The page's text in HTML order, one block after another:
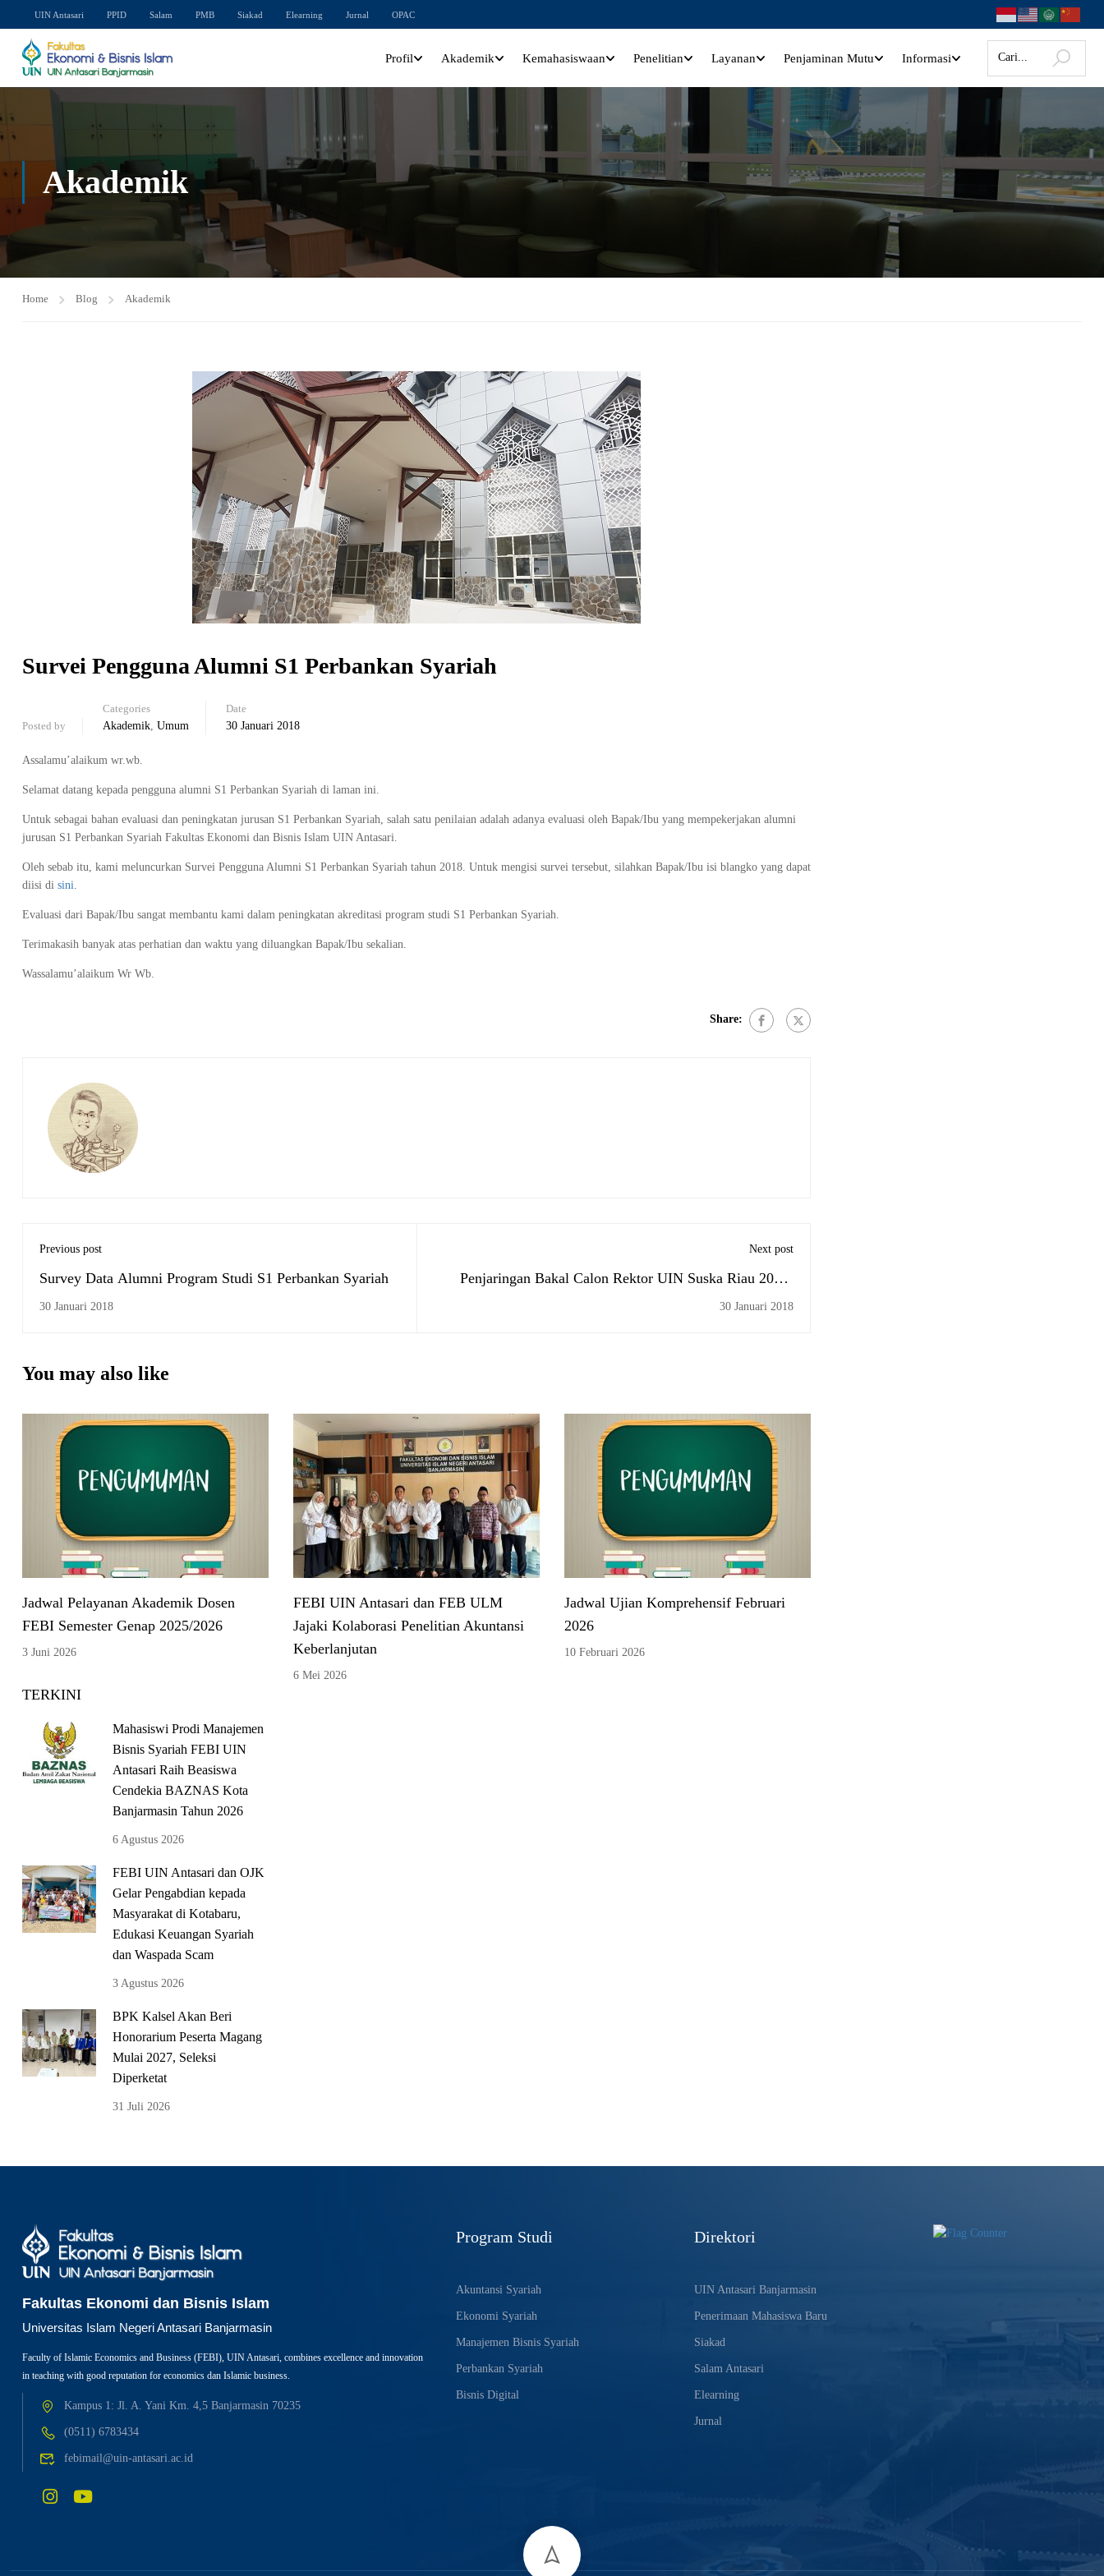
UIN Antasari PPID Salam PMB Siakad Elearning Jurnal OPAC
Profil Akademik Kemahasiswaan Penelitian Layanan Penjaminan Mutu Informasi
Akademik
Home Blog Akademik
Survei Pengguna Alumni S1 Perbankan Syariah
Posted by
Categories
Akademik, Umum
Date
30 Januari 2018
Assalamu’alaikum wr.wb.
Selamat datang kepada pengguna alumni S1 Perbankan Syariah di laman ini.
Untuk sebagai bahan evaluasi dan peningkatan jurusan S1 Perbankan Syariah, salah satu penilaian adalah adanya evaluasi oleh Bapak/Ibu yang mempekerjakan alumni
jurusan S1 Perbankan Syariah Fakultas Ekonomi dan Bisnis Islam UIN Antasari.
Oleh sebab itu, kami meluncurkan Survei Pengguna Alumni S1 Perbankan Syariah tahun 2018. Untuk mengisi survei tersebut, silahkan Bapak/Ibu isi blangko yang dapat
diisi di sini.
Evaluasi dari Bapak/Ibu sangat membantu kami dalam peningkatan akreditasi program studi S1 Perbankan Syariah.
Terimakasih banyak atas perhatian dan waktu yang diluangkan Bapak/Ibu sekalian.
Wassalamu’alaikum Wr Wb.
Share:
Previous post
Survey Data Alumni Program Studi S1 Perbankan Syariah
30 Januari 2018
Next post
Penjaringan Bakal Calon Rektor UIN Suska Riau 2018-
2022
30 Januari 2018
You may also like
Jadwal Pelayanan Akademik Dosen
FEBI Semester Genap 2025/2026
3 Juni 2026
FEBI UIN Antasari dan FEB ULM
Jajaki Kolaborasi Penelitian Akuntansi
Keberlanjutan
6 Mei 2026
Jadwal Ujian Komprehensif Februari
2026
10 Februari 2026
TERKINI
Mahasiswi Prodi Manajemen
Bisnis Syariah FEBI UIN
Antasari Raih Beasiswa
Cendekia BAZNAS Kota
Banjarmasin Tahun 2026
6 Agustus 2026
FEBI UIN Antasari dan OJK
Gelar Pengabdian kepada
Masyarakat di Kotabaru,
Edukasi Keuangan Syariah
dan Waspada Scam
3 Agustus 2026
BPK Kalsel Akan Beri
Honorarium Peserta Magang
Mulai 2027, Seleksi
Diperketat
31 Juli 2026
Fakultas Ekonomi dan Bisnis Islam
Universitas Islam Negeri Antasari Banjarmasin
Faculty of Islamic Economics and Business (FEBI), UIN Antasari, combines excellence and innovation
in teaching with good reputation for economics dan Islamic business.
Kampus 1: Jl. A. Yani Km. 4,5 Banjarmasin 70235
(0511) 6783434
febimail@uin-antasari.ac.id
Program Studi
Akuntansi Syariah
Ekonomi Syariah
Manajemen Bisnis Syariah
Perbankan Syariah
Bisnis Digital
Direktori
UIN Antasari Banjarmasin
Penerimaan Mahasiswa Baru
Siakad
Salam Antasari
Elearning
Jurnal